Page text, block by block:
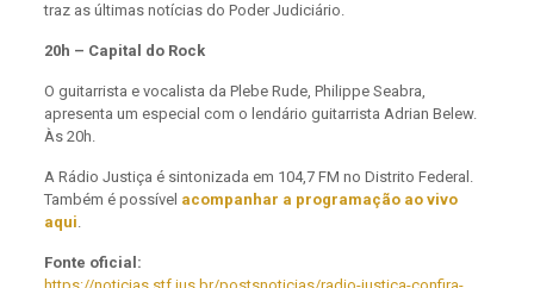
traz as últimas notícias do Poder Judiciário.
20h – Capital do Rock
O guitarrista e vocalista da Plebe Rude, Philippe Seabra,
apresenta um especial com o lendário guitarrista Adrian Belew.
Às 20h.
A Rádio Justiça é sintonizada em 104,7 FM no Distrito Federal.
Também é possível acompanhar a programação ao vivo
aqui.
Fonte oficial: